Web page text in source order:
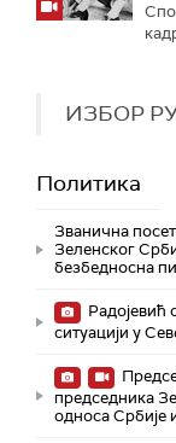
ИЗБОР
Политика
Званична
Зеленског
безбедносна
Радојевић
ситуацији у
председника
односа Србије